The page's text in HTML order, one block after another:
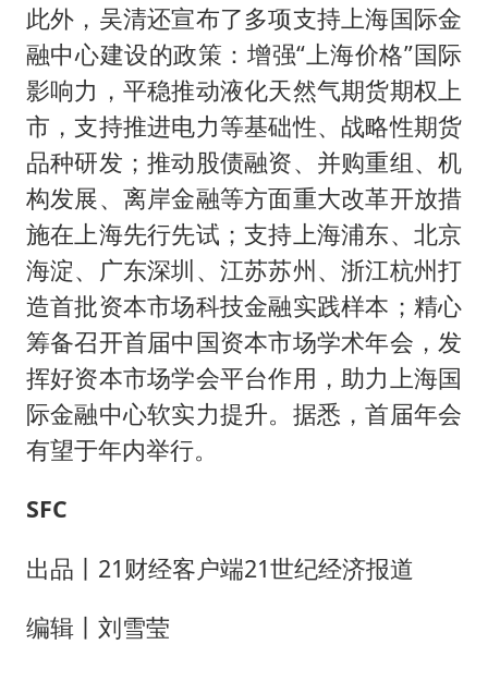
此外，吴清还宣布了多项支持上海国际金
融中心建设的政策：增强“上海价格”国际
影响力，平稳推动液化天然气期货期权上
市，支持推进电力等基础性、战略性期货
品种研发；推动股债融资、并购重组、机
构发展、离岸金融等方面重大改革开放措
施在上海先行先试；支持上海浦东、北京
海淀、广东深圳、江苏苏州、浙江杭州打
造首批资本市场科技金融实践样本；精心
筹备召开首届中国资本市场学术年会，发
挥好资本市场学会平台作用，助力上海国
际金融中心软实力提升。据悉，首届年会
有望于年内举行。
SFC
出品丨21财经客户端21世纪经济报道
编辑丨刘雪莹